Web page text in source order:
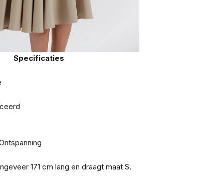
Specificaties
171 cm lang en draagt maat S.